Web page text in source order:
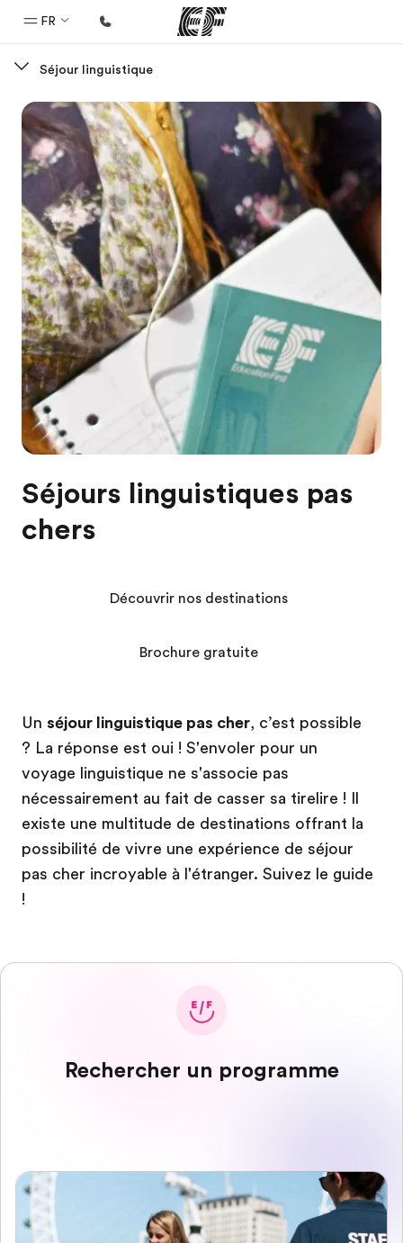
FR
Bienvenue chez EF
Programmes
Nos offres
Bureaux
Trouver un bureau
A propos de nous
Qui sommes-nous ?
EF recrute
Rejoignez nos équipes
Séjour linguistique
Séjours linguistiques pas
chers
Un séjour linguistique pas cher, c’est possible
? La réponse est oui ! S'envoler pour un
voyage linguistique ne s'associe pas
nécessairement au fait de casser sa tirelire ! Il
existe une multitude de destinations offrant la
possibilité de vivre une expérience de séjour
pas cher incroyable à l'étranger. Suivez le guide
!
Découvrir nos destinations
Brochure gratuite
Rechercher un programme